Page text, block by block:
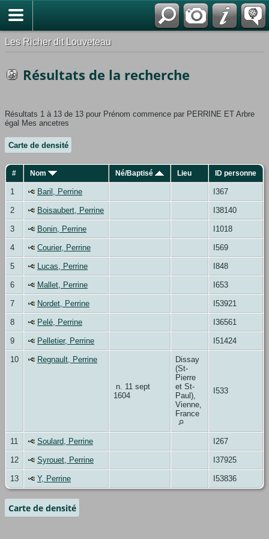
Les Richer dit Louveteau
Résultats de la recherche
Résultats 1 à 13 de 13 pour Prénom commence par PERRINE ET Arbre
égal Mes ancetres
Carte de densité
# Nom Né/Baptisé Lieu ID personne
1 Baril, Perrine I367
2 Boisaubert, Perrine I38140
3 Bonin, Perrine I1018
4 Courier, Perrine I569
5 Lucas, Perrine I848
6 Mallet, Perrine I653
7 Nordet, Perrine I53921
8 Pelé, Perrine I36561
9 Pelletier, Perrine I51424
10 Regnault, Perrine
n. 11 sept
1604
Dissay
(St-
Pierre
et St-
Paul),
Vienne,
France
I533
11 Soulard, Perrine I267
12 Syrouet, Perrine I37925
13 Y, Perrine I53836
Carte de densité